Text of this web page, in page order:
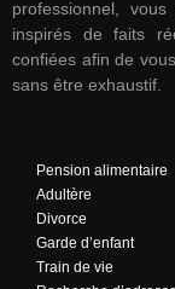
professionnel,
inspirés de faits
confiées afin de
sans être exhaustif.
Pension alimentaire
Adultère
Divorce
Garde d’enfant
Train de vie